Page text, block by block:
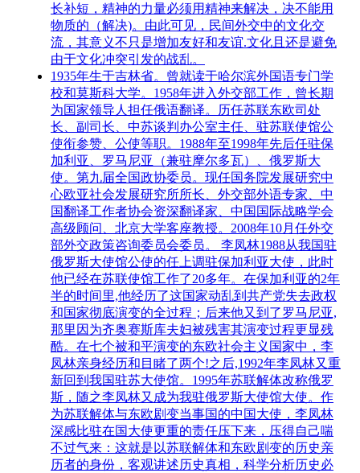
长补短，精神的力量必须用精神来解决，决不能用
物质的（解决)。由此可见，民间外交中的文化交
流，其意义不只是增加友好和友谊.文化且还是避免
由于文化冲突引发的战乱。
1935年生于吉林省。曾就读于哈尔滨外国语专门学
校和莫斯科大学。1958年进入外交部工作，曾长期
为国家领导人担任俄语翻译。历任苏联东欧司处
长、副司长、中苏谈判办公室主任、驻苏联使馆公
使衔参赞、公使等职。1988年至1998年先后任驻保
加利亚、罗马尼亚（兼驻摩尔多瓦）、俄罗斯大
使。第九届全国政协委员。现任国务院发展研究中
心欧亚社会发展研究所所长、外交部外语专家、中
国翻译工作者协会资深翻译家、中国国际战略学会
高级顾问、北京大学客座教授。2008年10月任外交
部外交政策咨询委员会委员。 李凤林1988从我国驻
俄罗斯大使馆公使的任上调驻保加利亚大使，此时
他已经在苏联使馆工作了20多年。在保加利亚的2年
半的时间里,他经历了这国家动乱到共产党失去政权
和国家彻底演变的全过程；后来他又到了罗马尼亚,
那里因为齐奥赛斯库夫妇被残害其演变过程更显残
酷。在七个被和平演变的东欧社会主义国家中，李
凤林亲身经历和目睹了两个!之后,1992年李凤林又重
新回到我国驻苏大使馆。1995年苏联解体改称俄罗
斯，随之李凤林又成为我驻俄罗斯大使馆大使。作
为苏联解体与东欧剧变当事国的中国大使，李凤林
深感比驻在国大使更重的责任压下来，压得自己喘
不过气来：这就是以苏联解体和东欧剧变的历史亲
历者的身份，客观讲述历史真相，科学分析历史必